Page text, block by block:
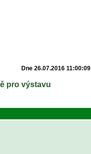
Dne 26.07.2016 11:00:09
pro výstavu